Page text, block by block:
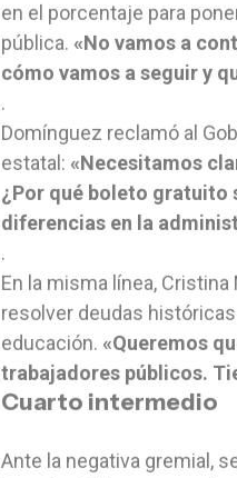
en el porcentaje para
pública. «No vamos a
cómo vamos a seguir y
.
Domínguez reclamó al
estatal: «Necesitamos
¿Por qué boleto gratuito
diferencias en la
.
En la misma línea,
resolver deudas
educación. «Queremos
trabajadores públicos.
Cuarto intermedio
Ante la negativa gremial,